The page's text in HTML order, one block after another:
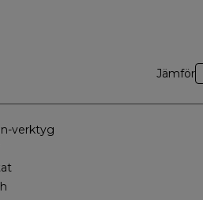
Jämför
verktyg